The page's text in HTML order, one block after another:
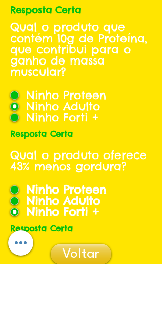
Resposta Certa
Qual o produto que
contém 10g de Proteína,
que contribui para o
ganho de massa
muscular?
Ninho Proteen
Ninho Adulto
Ninho Forti +
Resposta Certa
Qual o produto oferece
43% menos gordura?
Ninho Proteen
Ninho Adulto
Ninho Forti +
Resposta Certa
Voltar